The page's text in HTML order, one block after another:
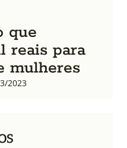
que
reais para
mulheres
2023